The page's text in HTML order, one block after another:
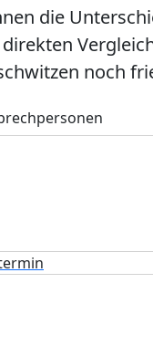
die
noch